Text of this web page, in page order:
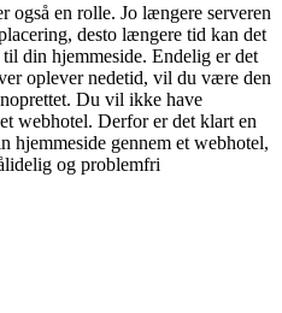
også en rolle. Jo længere serveren
desto længere tid kan det
din hjemmeside. Endelig er det
oplever nedetid, vil du være den
Du vil ikke have
webhotel. Derfor er det klart en
hjemmeside gennem et webhotel,
og problemfri